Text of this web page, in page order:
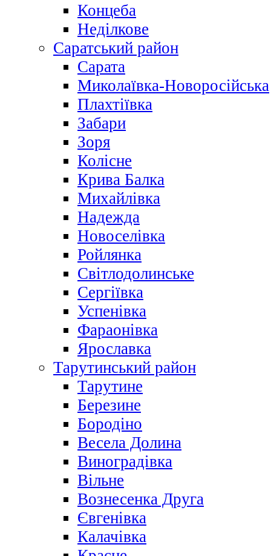
Концеба
Неділкове
Саратський район
Сарата
Миколаївка-Новоросійська
Плахтіївка
Забари
Зоря
Колісне
Крива Балка
Михайлівка
Надежда
Новоселівка
Ройлянка
Світлодолинське
Сергіївка
Успенівка
Фараонівка
Ярославка
Тарутинський район
Тарутине
Березине
Бородіно
Весела Долина
Виноградівка
Вільне
Вознесенка Друга
Євгенівка
Калачівка